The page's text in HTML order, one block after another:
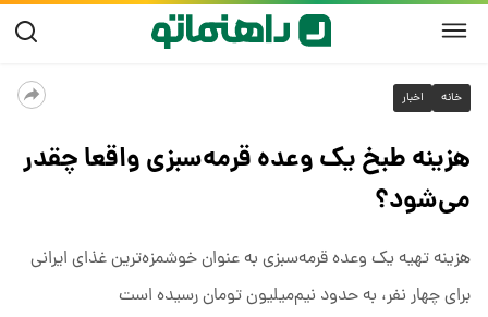
خانه اخبار
هزینه طبخ یک وعده قرمه‌سبزی واقعا چقدر
می‌شود؟
هزینه تهیه یک وعده قرمه‌سبزی به عنوان خوشمزه‌ترین غذای ایرانی
برای چهار نفر، به حدود نیم‌میلیون تومان رسیده است